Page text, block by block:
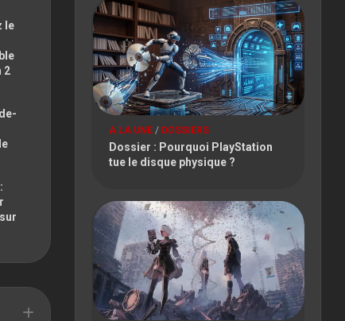
GAMESCOM
MADIN’JAPAN
FESTIVAL
SHOW
TOULOUSE
GAME
SHOW
A LA UNE / DOSSIERS
Dossier : Pourquoi PlayStation
tue le disque physique ?
le
2